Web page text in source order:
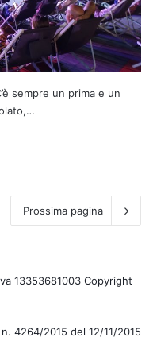
sempre un prima e un
Prossima pagina
13353681003 Copyright
4264/2015 del 12/11/2015